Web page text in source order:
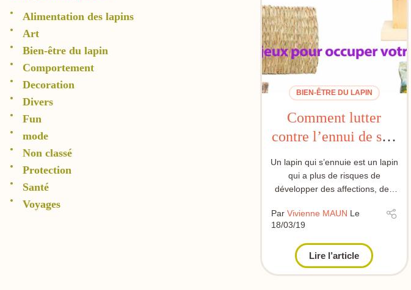
BIEN-ÊTRE DU LAPIN
Comment lutter
contre l’ennui de son
lapin ?
Un lapin qui s’ennuie est un lapin
qui a plus de risques de
développer des affections, des
pondérale o...
Par Vivienne MAUN Le
18/03/19
Lire l’article
Alimentation des lapins
Art
Bien-être du lapin
Comportement
Decoration
Divers
Fun
mode
Non classé
Protection
Santé
Voyages